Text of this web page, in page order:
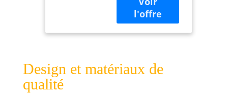
Aarke
cartouche en acier
unique et
rechargeable pour
pas besoin de
cartouches en
Design et matériaux de
qualité